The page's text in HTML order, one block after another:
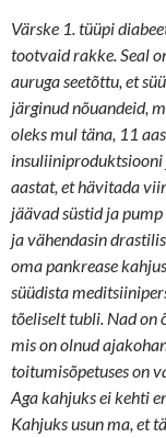
Värske 1. tüüpi
tootvaid rakke. Seal
auruga seetõttu, et
järginud nõuandeid,
oleks mul täna, 11
insuliiniproduktsiooni
aastat, et hävitada
jäävad süstid ja
ja vähendasin
oma pankrease
süüdista
tõeliselt tubli. Nad on
mis on olnud
toitumisõpetuses on
Aga kahjuks ei kehti
Kahjuks usun ma, et